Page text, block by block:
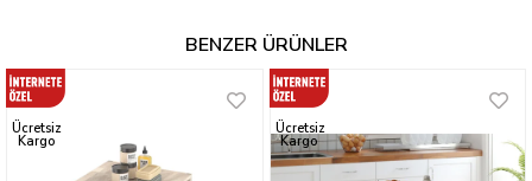
BENZER ÜRÜNLER
Ücretsiz
Kargo
Ücretsiz
Kargo